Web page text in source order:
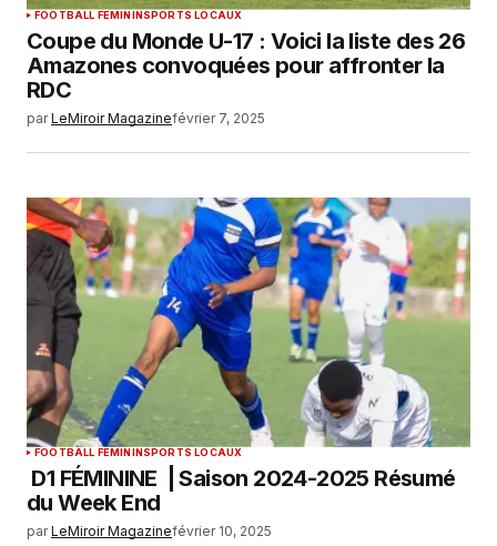
FOOTBALL FEMININSPORTS LOCAUX
Coupe du Monde U-17 : Voici la liste des 26
Amazones convoquées pour affronter la
RDC
par LeMiroir Magazinefévrier 7, 2025
FOOTBALL FEMININSPORTS LOCAUX
D1 FÉMININE | Saison 2024-2025 Résumé
du Week End
par LeMiroir Magazinefévrier 10, 2025